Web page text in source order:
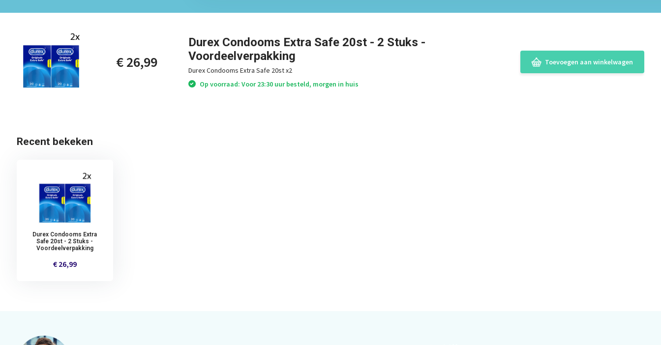
€ 26,99
Durex Condooms Extra Safe 20st - 2 Stuks -
Voordeelverpakking
Durex Condooms Extra Safe 20st x2
Op voorraad: Voor 23:30 uur besteld, morgen in huis
Toevoegen aan winkelwagen
Recent bekeken
Durex Condooms Extra
Safe 20st - 2 Stuks -
Voordeelverpakking
€ 26,99